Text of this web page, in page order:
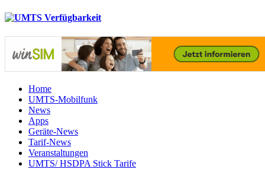
Home
UMTS-Mobilfunk
News
Apps
Geräte-News
Tarif-News
Veranstaltungen
UMTS/ HSDPA Stick Tarife